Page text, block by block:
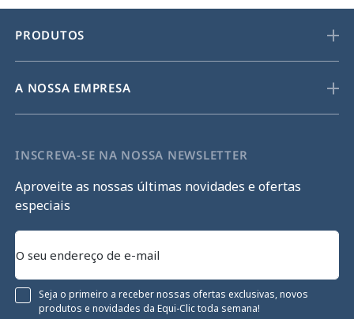
PRODUTOS
A NOSSA EMPRESA
INSCREVA-SE NA NOSSA NEWSLETTER
Aproveite as nossas últimas novidades e ofertas
especiais
Seja o primeiro a receber nossas ofertas exclusivas, novos
produtos e novidades da Equi-Clic toda semana!